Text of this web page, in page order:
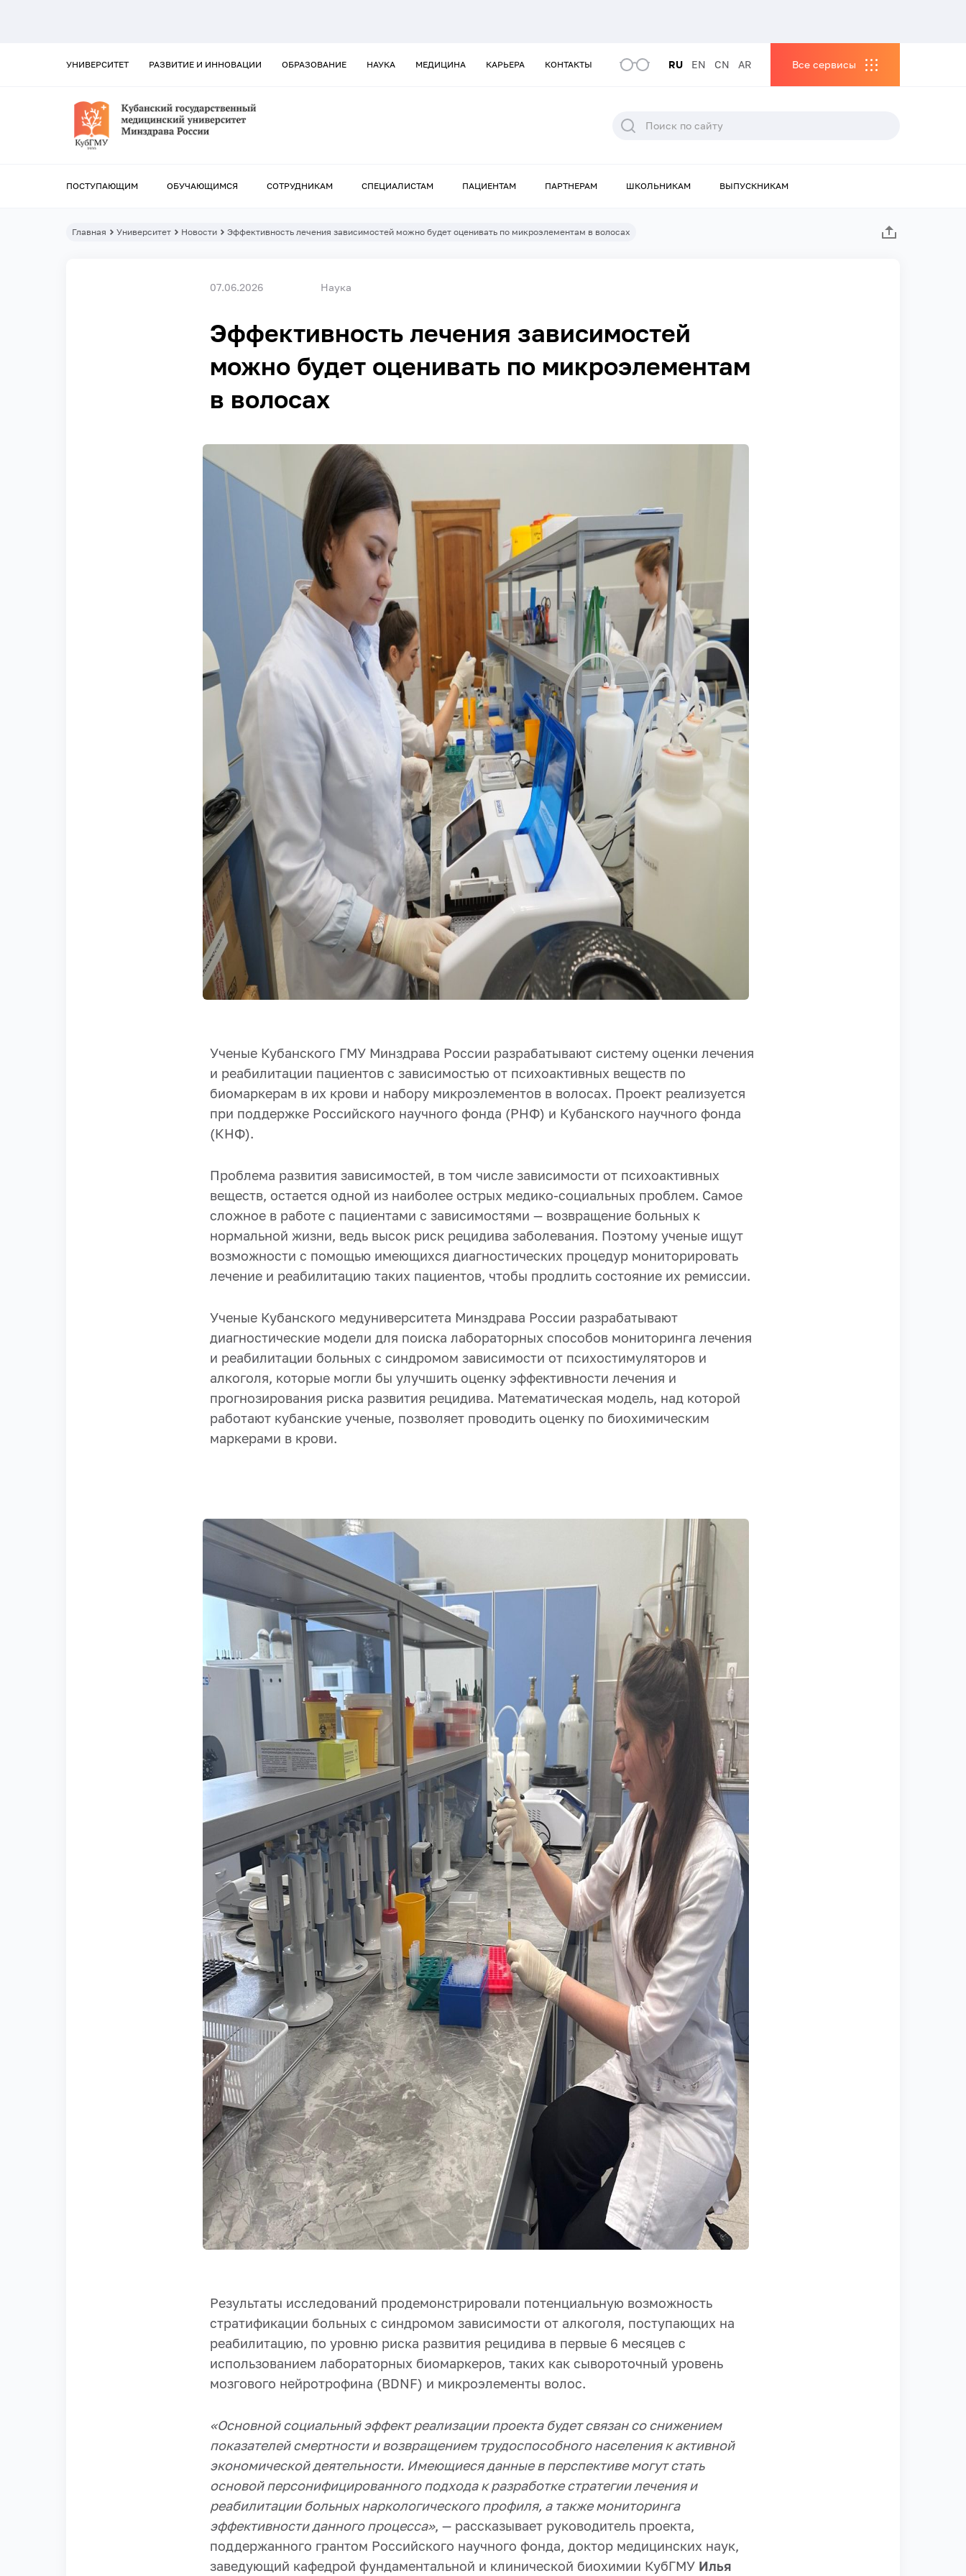
УНИВЕРСИТЕТ РАЗВИТИЕ И ИННОВАЦИИ ОБРАЗОВАНИЕ НАУКА МЕДИЦИНА КАРЬЕРА КОНТАКТЫ RU EN CN AR Все сервисы
ПОСТУПАЮЩИМ ОБУЧАЮЩИМСЯ СОТРУДНИКАМ СПЕЦИАЛИСТАМ ПАЦИЕНТАМ ПАРТНЕРАМ ШКОЛЬНИКАМ ВЫПУСКНИКАМ
Главная Университет Новости Эффективность лечения зависимостей можно будет оценивать по микроэлементам в волосах
07.06.2026 Наука
Эффективность лечения зависимостей
можно будет оценивать по микроэлементам
в волосах
Ученые Кубанского ГМУ Минздрава России разрабатывают систему оценки лечения
и реабилитации пациентов с зависимостью от психоактивных веществ по
биомаркерам в их крови и набору микроэлементов в волосах. Проект реализуется
при поддержке Российского научного фонда (РНФ) и Кубанского научного фонда
(КНФ).
Проблема развития зависимостей, в том числе зависимости от психоактивных
веществ, остается одной из наиболее острых медико-социальных проблем. Самое
сложное в работе с пациентами с зависимостями — возвращение больных к
нормальной жизни, ведь высок риск рецидива заболевания. Поэтому ученые ищут
возможности с помощью имеющихся диагностических процедур мониторировать
лечение и реабилитацию таких пациентов, чтобы продлить состояние их ремиссии.
Ученые Кубанского медуниверситета Минздрава России разрабатывают
диагностические модели для поиска лабораторных способов мониторинга лечения
и реабилитации больных с синдромом зависимости от психостимуляторов и
алкоголя, которые могли бы улучшить оценку эффективности лечения и
прогнозирования риска развития рецидива. Математическая модель, над которой
работают кубанские ученые, позволяет проводить оценку по биохимическим
маркерами в крови.
Результаты исследований продемонстрировали потенциальную возможность
стратификации больных с синдромом зависимости от алкоголя, поступающих на
реабилитацию, по уровню риска развития рецидива в первые 6 месяцев с
использованием лабораторных биомаркеров, таких как сывороточный уровень
мозгового нейротрофина (BDNF) и микроэлементы волос.
«Основной социальный эффект реализации проекта будет связан со снижением
показателей смертности и возвращением трудоспособного населения к активной
экономической деятельности. Имеющиеся данные в перспективе могут стать
основой персонифицированного подхода к разработке стратегии лечения и
реабилитации больных наркологического профиля, а также мониторинга
эффективности данного процесса», — рассказывает руководитель проекта,
поддержанного грантом Российского научного фонда, доктор медицинских наук,
заведующий кафедрой фундаментальной и клинической биохимии КубГМУ Илья